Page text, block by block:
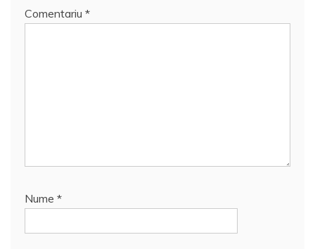
Comentariu *
Nume *